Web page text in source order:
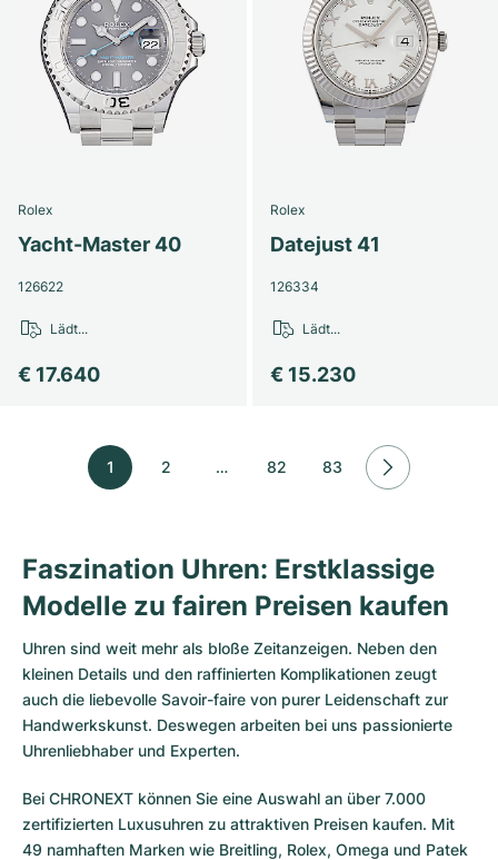
Rolex
Yacht-Master 40
126622
€ 17.640
Lädt...
Rolex
Datejust 41
126334
€ 15.230
Lädt...
1 2 … 82 83
Faszination Uhren: Erstklassige
Modelle zu fairen Preisen kaufen
Uhren sind weit mehr als bloße Zeitanzeigen. Neben den
kleinen Details und den raffinierten Komplikationen zeugt
auch die liebevolle Savoir-faire von purer Leidenschaft zur
Handwerkskunst. Deswegen arbeiten bei uns passionierte
Uhrenliebhaber und Experten.
Bei CHRONEXT können Sie eine Auswahl an über 7.000
zertifizierten Luxusuhren zu attraktiven Preisen kaufen. Mit
49 namhaften Marken wie Breitling, Rolex, Omega und Patek